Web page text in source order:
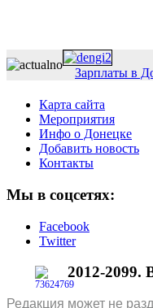
Зарплаты в
Карта сайта
Мероприятия
Инфо о Донецке
Добавить новость
Контакты
Мы в соцсетях:
Facebook
Twitter
2012-2099.
Редакция может не